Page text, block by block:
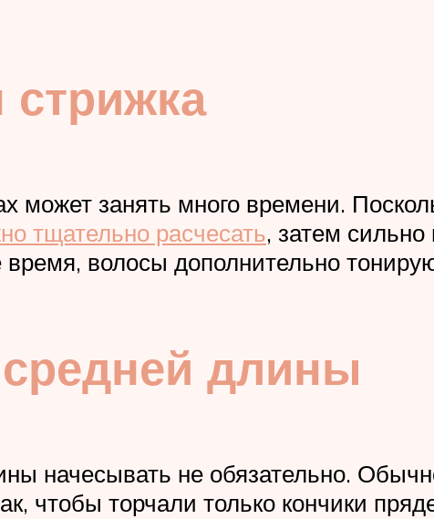
стрижка
может занять много времени.
тщательно расчесать, затем сильно
волосы дополнительно
длины
начесывать не обязательно.
чтобы торчали только кончики